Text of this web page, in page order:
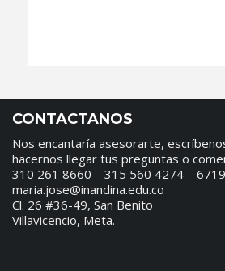
CONTACTANOS
Nos encantaría asesorarte,
hacernos llegar tus preguntas o
310 261 8660 – 315 560 4274 –
maria.jose@inandina.edu.co
Cl. 26 #36-49, San Benito
Villavicencio, Meta.